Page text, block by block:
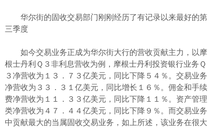
华尔街的固收交易部门刚刚经历了有记录以来最好的第
三季度
如今交易业务正成为华尔街大行的营收贡献主力，以摩
根士丹利Ｑ３非利息营收为例，摩根士丹利投资银行业务Ｑ
３净营收为１３．７３亿美元，同比下降５４％。交易业务
净营收为３３．３１亿美元，同比增长１６％。佣金和手续
费净营收为１１．３３亿美元，同比下降１１％。资产管理
类净营收为４７．４４亿美元，同比下降９％。而交易业务
中贡献最大的当属固收交易业务，如上所述，该业务在很大